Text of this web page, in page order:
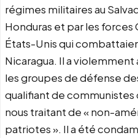
régimes militaires au
Honduras et par les forces
États-Unis qui
Nicaragua. Il a
les groupes de défense
qualifiant de
nous traitant de « non-
patriotes ». Il a été